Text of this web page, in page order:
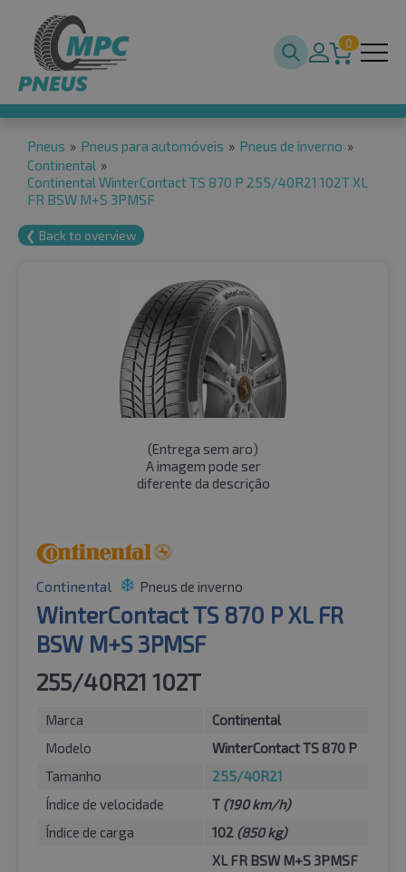
0
Pneus » Pneus para automóveis » Pneus de inverno »
Continental »
Continental WinterContact TS 870 P 255/40R21 102T XL
FR BSW M+S 3PMSF
❮ Back to overview
(Entrega sem aro)
A imagem pode ser
diferente da descrição
Continental Pneus de inverno
WinterContact TS 870 P XL FR
BSW M+S 3PMSF
255/40R21 102T
Marca
Continental
Modelo
WinterContact TS 870 P
Tamanho
255/40R21
Índice de velocidade
T (190 km/h)
Índice de carga
102 (850 kg)
XL FR BSW M+S 3PMSF